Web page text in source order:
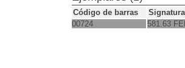
Código de barras
Signatura
00724
581.63